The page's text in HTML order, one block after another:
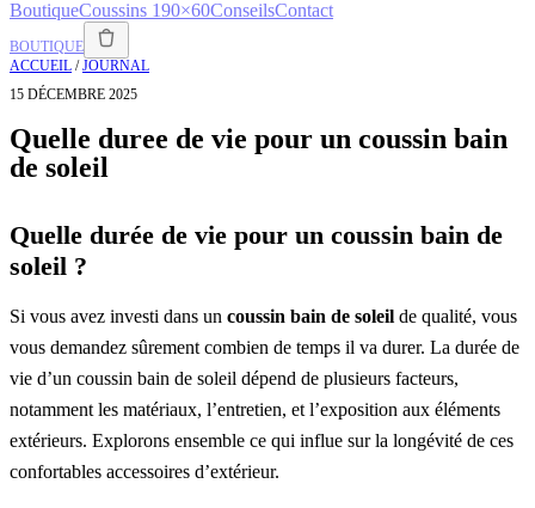
BoutiqueCoussins 190×60ConseilsContact
BOUTIQUE
ACCUEIL /JOURNAL
15 DÉCEMBRE 2025
Quelle duree de vie pour un coussin bain
de soleil
Quelle durée de vie pour un coussin bain de
soleil ?
Si vous avez investi dans un coussin bain de soleil de qualité, vous
vous demandez sûrement combien de temps il va durer. La durée de
vie d’un coussin bain de soleil dépend de plusieurs facteurs,
notamment les matériaux, l’entretien, et l’exposition aux éléments
extérieurs. Explorons ensemble ce qui influe sur la longévité de ces
confortables accessoires d’extérieur.